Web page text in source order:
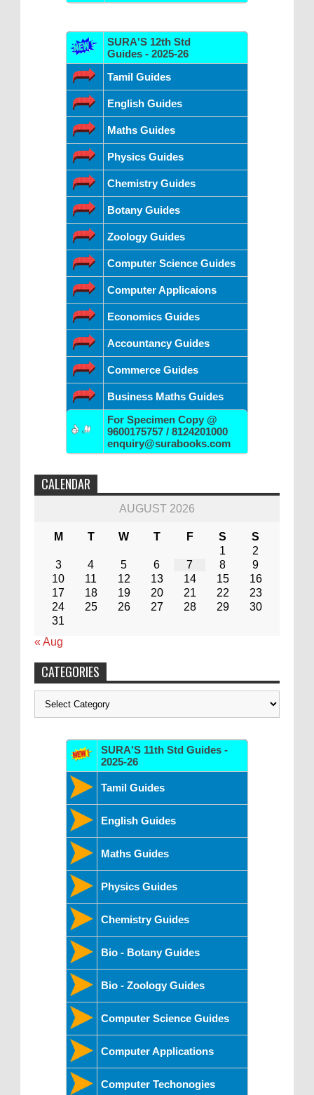
SURA'S 12th Std
Guides - 2025-26
Tamil Guides
English Guides
Maths Guides
Physics Guides
Chemistry Guides
Botany Guides
Zoology Guides
Computer Science Guides
Computer Applicaions
Economics Guides
Accountancy Guides
Commerce Guides
Business Maths Guides
For Specimen Copy @
9600175757 / 8124201000
enquiry@surabooks.com
CALENDAR
AUGUST 2026
M T W T F S
S
1
2
3
4 5 6 7 8
9
10
11 12 13 14 15
16
17
18 19 20 21 22
23
24
25 26 27 28 29
30
31
« Aug
CATEGORIES
Categories
SURA'S 11th Std Guides -
2025-26
Tamil Guides
English Guides
Maths Guides
Physics Guides
Chemistry Guides
Bio - Botany Guides
Bio - Zoology Guides
Computer Science Guides
Computer Applications
Computer Techonogies